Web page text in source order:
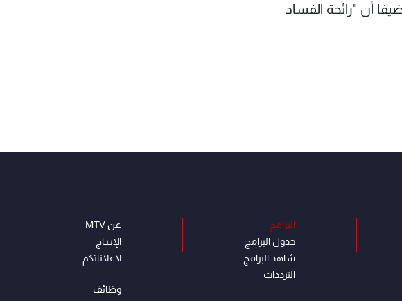
أن "رائحة الفساد
البرامج
جدول البرامج
شاهد البرامج
الترددات
عن MTV
الإنـتـاج
لاعلاناتكم
وظائف